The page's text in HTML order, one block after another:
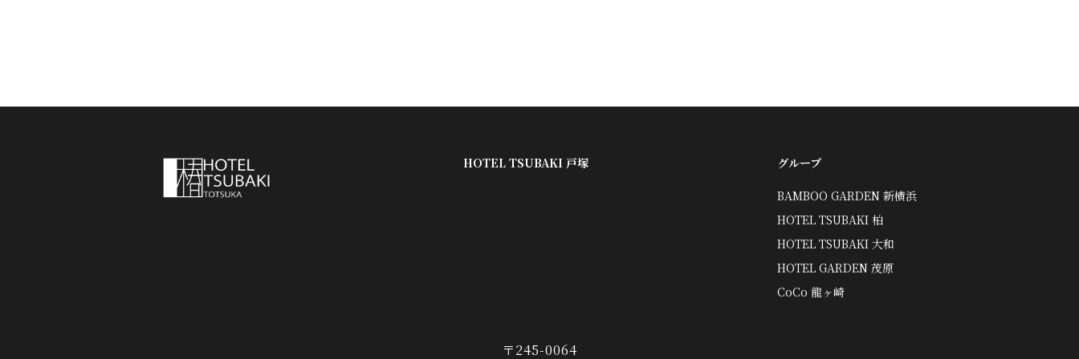
HOTEL TSUBAKI 戸塚 グループ
BAMBOO GARDEN 新横浜
HOTEL TSUBAKI 柏
HOTEL TSUBAKI 大和
HOTEL GARDEN 茂原
CoCo 龍ヶ崎
〒245-0064